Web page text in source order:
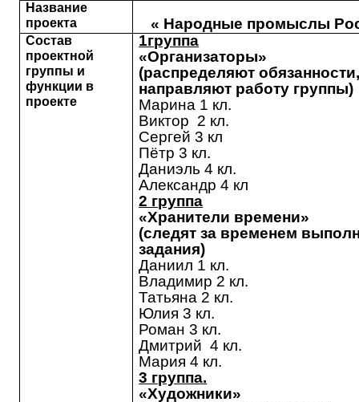
Название
проекта
« Народные промыслы
Состав
проектной
группы и
функции в
проекте
1группа
«Организаторы»
(распределяют
направляют работу группы)
Марина 1 кл.
Виктор 2 кл.
Сергей 3 кл
Пётр 3 кл.
Даниэль 4 кл.
Александр 4 кл
2 группа
«Хранители времени»
(следят за временем
задания)
Даниил 1 кл.
Владимир 2 кл.
Татьяна 2 кл.
Юлия 3 кл.
Роман 3 кл.
Дмитрий 4 кл.
Мария 4 кл.
3 группа.
«Художники»